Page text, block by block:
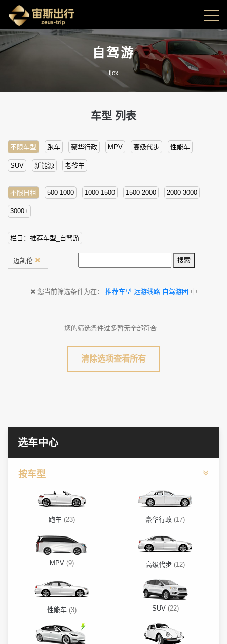
自驾游
tjcx
车型 列表
不限车型 跑车 豪华行政 MPV 高级代步 性能车
SUV 新能源 老爷车
不限日租 500-1000 1000-1500 1500-2000 2000-3000
3000+
栏目：推荐车型_自驾游
搜索
迈凯伦
您当前筛选条件为在： 推荐车型 远游线路 自驾游团 中
您的筛选条件过多暂无全部符合...
清除选项查看所有
按车型
跑车 (23) 豪华行政 (17)
MPV (9) 高级代步 (12)
性能车 (3) SUV (22)